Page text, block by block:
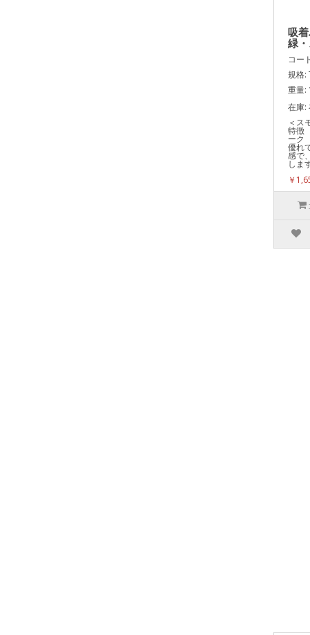
吸
緑
コー
規格:
重量:
在庫:
＜
特徴
ー
優れ
感で
し
￥